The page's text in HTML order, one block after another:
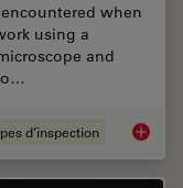
when
using a
and
d’inspection Top